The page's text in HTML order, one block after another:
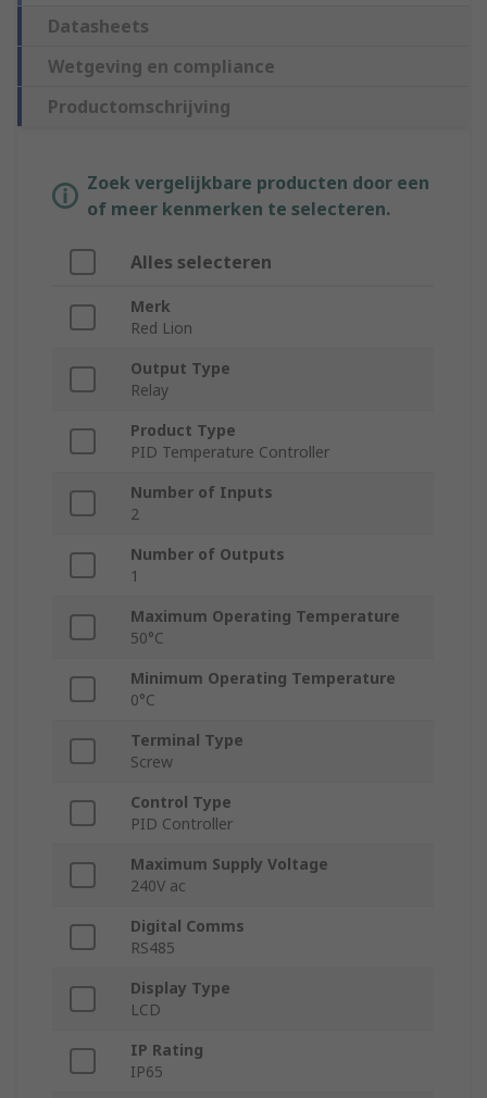
Datasheets
Wetgeving en compliance
Productomschrijving
Zoek vergelijkbare producten door een
of meer kenmerken te selecteren.
Alles selecteren
Merk
Red Lion
Output Type
Relay
Product Type
PID Temperature Controller
Number of Inputs
2
Number of Outputs
1
Maximum Operating Temperature
50°C
Minimum Operating Temperature
0°C
Terminal Type
Screw
Control Type
PID Controller
Maximum Supply Voltage
240V ac
Digital Comms
RS485
Display Type
LCD
IP Rating
IP65